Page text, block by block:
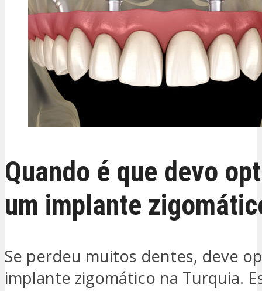
Quando é que devo
um implante
Se perdeu muitos dentes, deve
implante zigomático na Turquia.